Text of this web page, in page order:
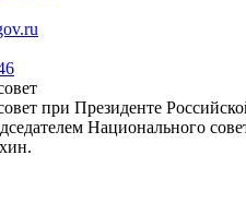
при Президенте
Национального